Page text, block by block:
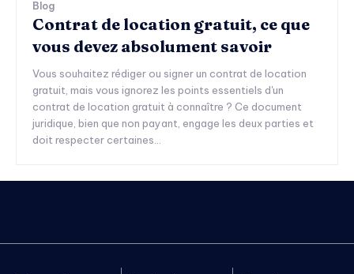
Blog
Contrat de location gratuit, ce que
vous devez absolument savoir
Vous souhaitez rédiger ou signer un contrat de location
gratuit, mais vous ignorez les points essentiels d'un
contrat de location gratuit à connaître ? Ce document
juridique, bien que non payant, engage les deux parties et
doit respecter certaines...